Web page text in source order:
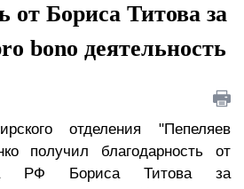
Deutsch
Italiano
Español
Français
日本語
от Бориса Титова за
bono деятельность
отделения "Пепеляев
получил благодарность от
РФ Бориса Титова за